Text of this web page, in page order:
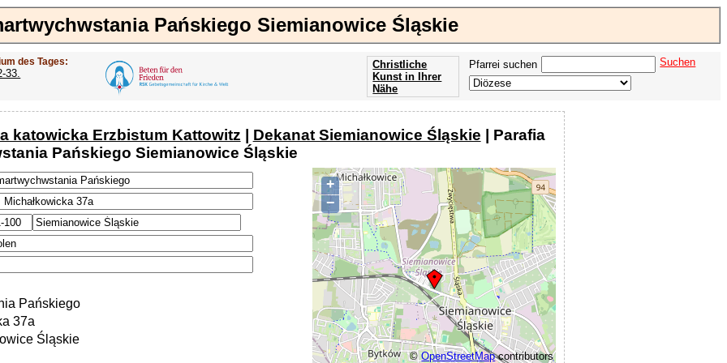
Pańskiego Siemianowice Śląskie
des Tages:
33.
Pfarrei suchen Suchen
Christliche
Kunst in Ihrer
Nähe
katowicka Erzbistum Kattowitz | Dekanat Siemianowice Śląskie | Parafia
Pańskiego Siemianowice Śląskie
+
−
©OpenStreetMapcontributors
Pańskiego
37a
Śląskie